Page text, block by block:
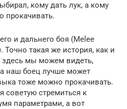
кому дать лук, а кому
прокачивать.
и дальнего боя (Melee
Точно такая же история, как и
здесь мы можем видеть,
наш боец лучше может
тоже можно прокачивать.
советую стремиться к
параметрами, а вот